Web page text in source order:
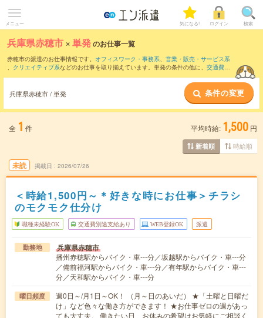
メニュー 気になる! ログイン 検索
兵庫県赤穂市 ×単発のお仕事一覧
赤穂市の派遣のお仕事情報です。 オフィスワーク・事務系、 営業・販売・サービス系
、 クリエイティブ系などのお仕事を取り揃えています。単発の条件の他に、 交通費別
兵庫県赤穂市 / 単発 条件の変更
全 1 件 平均時給: 1,500 円
新着順 時給順
未読 掲載日 2026/07/26
＜時給1,500円～＊好きな時にお仕事＞チラシ
のモクモク仕分け
職種未経験OK 交通費別途支給あり WEB登録OK 派遣
勤務地 兵庫県赤穂市
播州赤穂駅からバイク・車---分／坂越駅からバイク・車---分
／備前福河駅からバイク・車---分／有年駅からバイク・車---
分／天和駅からバイク・車---分
曜日頻度
週0日～/月1日～OK！ （月～日のあいだ） ★「土曜と日曜だ
け」など色々な働き方ができます！ ★お仕事ゼロの週があっ
ても大丈夫。 働きたい日、お休みの希望はお気軽にご相談く